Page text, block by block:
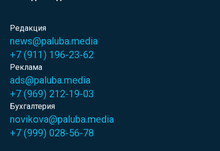
Редакция
news@paluba.media
+7 (911) 196-23-62
Реклама
ads@paluba.media
+7 (969) 212-19-03
Бухгалтерия
novikova@paluba.media
+7 (999) 028-56-78